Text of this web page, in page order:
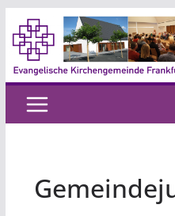
Zum
Inhalt
springen